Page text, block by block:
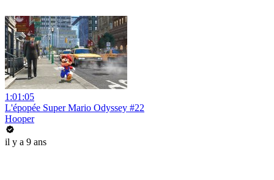
1:01:05
L'épopée Super Mario Odyssey #22
Hooper
il y a 9 ans